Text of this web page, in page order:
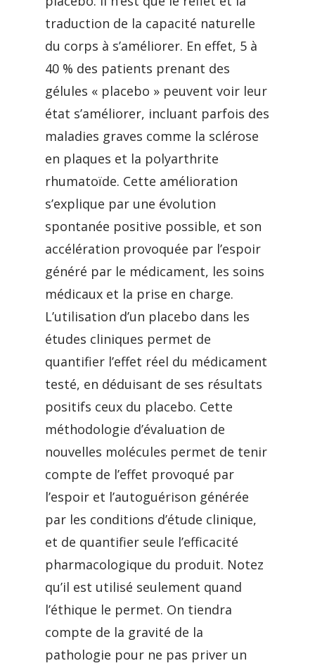
traduction de la capacité naturelle
du corps à s’améliorer. En effet, 5 à
40 % des patients prenant des
gélules « placebo » peuvent voir leur
état s’améliorer, incluant parfois des
maladies graves comme la sclérose
en plaques et la polyarthrite
rhumatoïde. Cette amélioration
s’explique par une évolution
spontanée positive possible, et son
accélération provoquée par l’espoir
généré par le médicament, les soins
médicaux et la prise en charge.
L’utilisation d’un placebo dans les
études cliniques permet de
quantifier l’effet réel du médicament
testé, en déduisant de ses résultats
positifs ceux du placebo. Cette
méthodologie d’évaluation de
nouvelles molécules permet de tenir
compte de l’effet provoqué par
l’espoir et l’autoguérison générée
par les conditions d’étude clinique,
et de quantifier seule l’efficacité
pharmacologique du produit. Notez
qu’il est utilisé seulement quand
l’éthique le permet. On tiendra
compte de la gravité de la
pathologie pour ne pas priver un